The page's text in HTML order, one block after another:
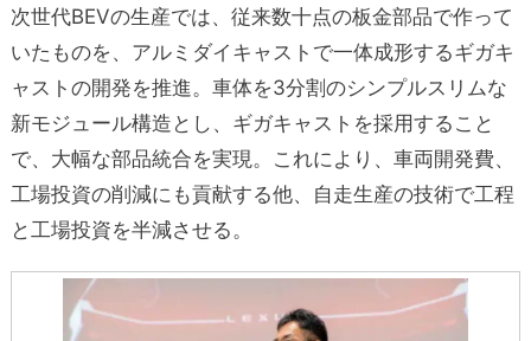
次世代BEVの生産では、従来数十点の板金部品で作って
いたものを、アルミダイキャストで一体成形するギガキ
ャストの開発を推進。車体を3分割のシンプルスリムな
新モジュール構造とし、 ギガキャストを採用すること
で、大幅な部品統合を実現。これにより、 車両開発費、
工場投資の削減にも貢献する他、
自走生産の技術で工程
と工場投資を半減させる 。